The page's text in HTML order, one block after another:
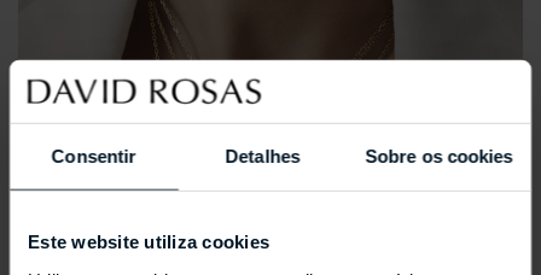
Consentir Detalhes Sobre os cookies
Este website utiliza cookies